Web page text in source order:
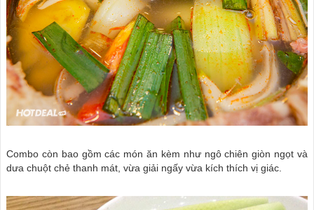
Combo còn bao gồm các món ăn kèm như ngô chiên giòn ngọt và
dưa chuột chẻ thanh mát, vừa giải ngấy vừa kích thích vị giác.